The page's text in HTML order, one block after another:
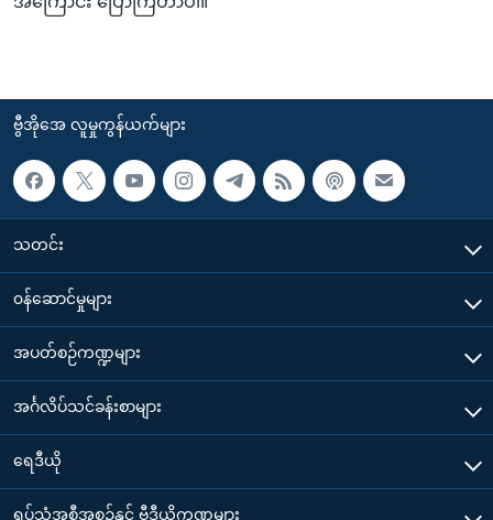
ဗွီအိုအေ လူမှုကွန်ယက်များ
သတင်း
၀န်ဆောင်မှုများ
အပတ်စဉ်ကဏ္ဍများ
အင်္ဂလိပ်သင်ခန်းစာများ
ရေဒီယို
ရုပ်သံအစီအစဉ်နှင့် ဗွီဒီယိုကဏ္ဍများ